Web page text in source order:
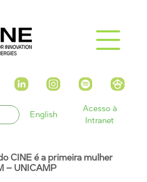
English
Acesso à
Intranet
CINE é a primeira mulher
– UNICAMP